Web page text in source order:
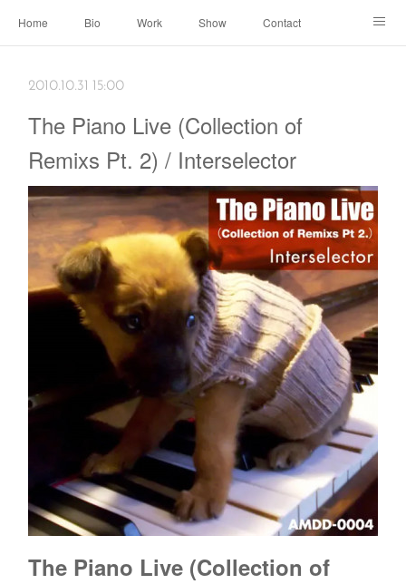
Home Bio Work Show Contact
2010.10.31 15:00
The Piano Live (Collection of
Remixs Pt. 2) / Interselector
The Piano Live (Collection of